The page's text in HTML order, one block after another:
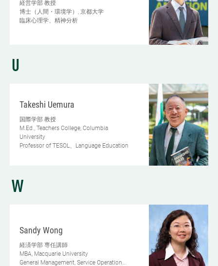
経営学部 教授
博士（人間・環境学）, 京都大学
臨床心理学、精神分析
U
Takeshi Uemura
国際学部 教授
M.Ed., Teachers College, Columbia
University
Professor of TESOL、Language Education
W
Sandy Wong
経済学部 専任講師
MBA, Macquarie University
General Management, Service Operation...